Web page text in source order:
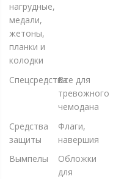
нагрудные,
медали,
жетоны,
планки и
колодки
СпецсредстваВсе для
тревожного
чемодана
Средства
защиты
Флаги,
навершия
Вымпелы
Обложки
для